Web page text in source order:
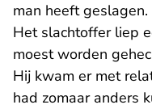
man heeft geslagen.
Het slachtoffer liep
moest worden
Hij kwam er met
had zomaar anders